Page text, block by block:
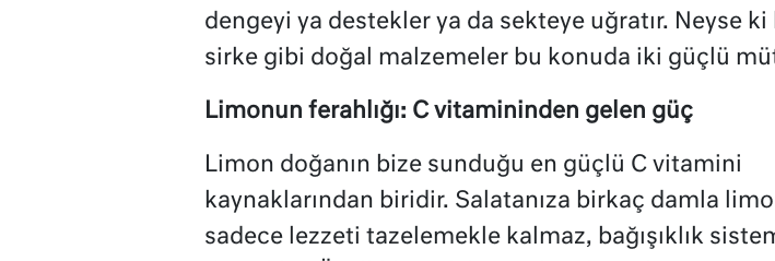
dengeyi ya destekler ya da sekteye uğratır. Neyse
sirke gibi doğal malzemeler bu konuda iki güçlü
Limonun ferahlığı: C vitamininden gelen güç
Limon doğanın bize sunduğu en güçlü C vitamini
kaynaklarından biridir. Salatanıza birkaç damla
sadece lezzeti tazelemekle kalmaz, bağışıklık